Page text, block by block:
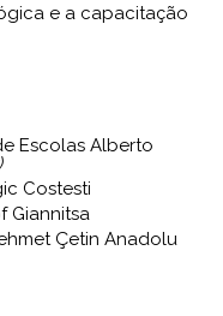
e a capacitação
Escolas Alberto
Costesti
Giannitsa
Çetin Anadolu